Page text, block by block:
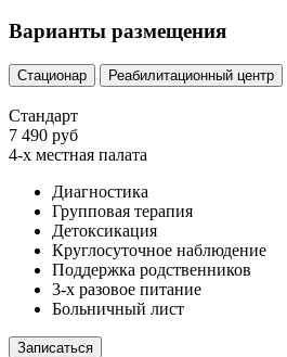
Варианты размещения
Стационар Реабилитационный центр
Стандарт
7 490 руб
4-х местная палата
Диагностика
Групповая терапия
Детоксикация
Круглосуточное наблюдение
Поддержка родственников
3-х разовое питание
Больничный лист
Записаться